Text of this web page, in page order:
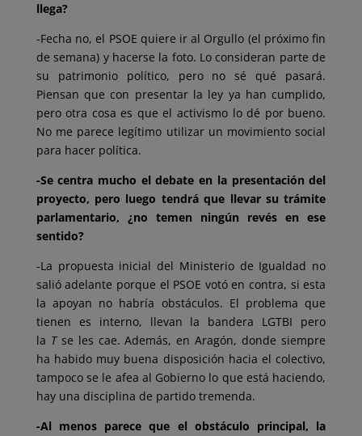
llega?
-Fecha no, el PSOE quiere ir al Orgullo (el próximo fin
de semana) y hacerse la foto. Lo consideran parte de
su patrimonio político, pero no sé qué pasará.
Piensan que con presentar la ley ya han cumplido,
pero otra cosa es que el activismo lo dé por bueno.
No me parece legítimo utilizar un movimiento social
para hacer política.
-Se centra mucho el debate en la presentación del
proyecto, pero luego tendrá que llevar su trámite
parlamentario, ¿no temen ningún revés en ese
sentido?
-La propuesta inicial del Ministerio de Igualdad no
salió adelante porque el PSOE votó en contra, si esta
la apoyan no habría obstáculos. El problema que
tienen es interno, llevan la bandera LGTBI pero
la T se les cae. Además, en Aragón, donde siempre
ha habido muy buena disposición hacia el colectivo,
tampoco se le afea al Gobierno lo que está haciendo,
hay una disciplina de partido tremenda.
-Al menos parece que el obstáculo principal, la